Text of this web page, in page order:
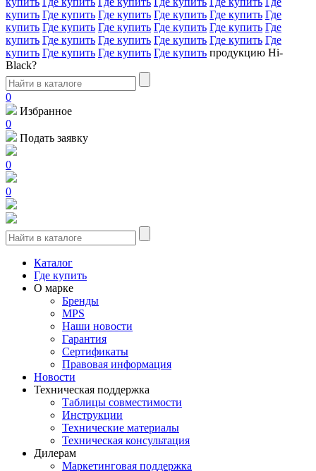
купить Где купить Где купить Где купить Где купить Где
купить Где купить Где купить Где купить Где купить Где
купить Где купить Где купить Где купить Где купить Где
купить Где купить Где купить Где купить продукцию Hi-
Black?
0
Избранное
0
Подать заявку
0
0
Каталог
Где купить
О марке
Бренды
MPS
Наши новости
Гарантия
Сертификаты
Правовая информация
Новости
Техническая поддержка
Таблицы совместимости
Инструкции
Технические материалы
Техническая консультация
Дилерам
Маркетинговая поддержка